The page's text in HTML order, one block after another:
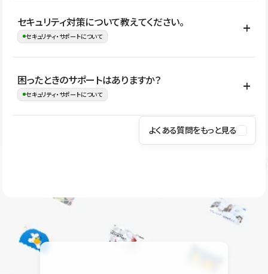
はい。CMSやコンポーネントを活用して更新範囲を設計しておく
ことで、デザインを崩しにくい状態で運用できます。 さらにコン
ながらレイアウトに影響を与えずに更新作業を進めやすくなりま
す。
セキュリティ対策について教えてください。
セキュリティ・サポートについて
Studioでは、公開サイトやサービスを安全に利用できるよう、通信
の暗号化、データ保護、アクセス管理、脆弱性対策など、複数の観
はSSL/TLSによる通信暗号化に対応しており、悪質なスクリプトの
困ったときのサポートはありますか？
セキュリティ・サポートについて
操作方法や機能については、ヘルプセンターでご確認いただけま
ユーザー同士で質問・相談できるコミュニティもご利用ください。
よくある質問をもっと見る